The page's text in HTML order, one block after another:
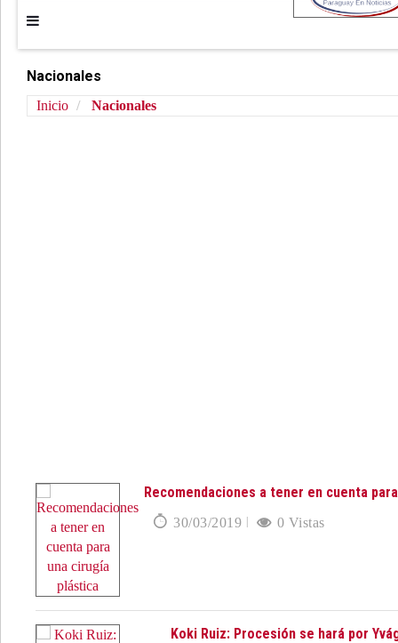
Nacionales
Inicio Nacionales
Recomendaciones a tener en cuenta
30/03/2019 0 Vistas
Koki Ruiz: Procesión se hará por